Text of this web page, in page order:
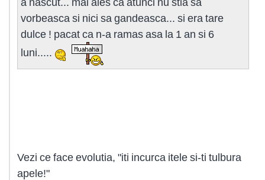
vorbeasca si nici sa gandeasca... si era tare
dulce ! pacat ca n-a ramas asa la 1 an si 6
luni.....
Vezi ce face evolutia, "iti incurca itele si-ti tulbura
apele!"